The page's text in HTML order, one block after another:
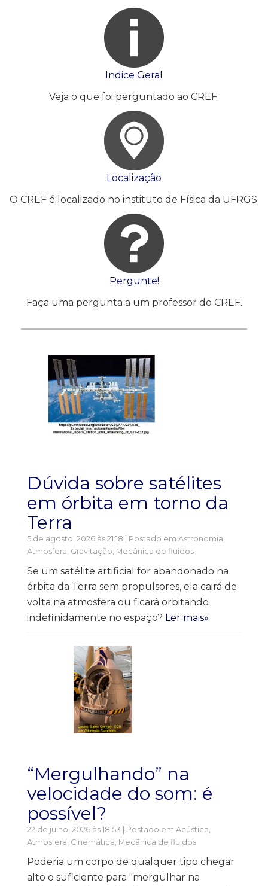
Indice Geral
Veja o que foi perguntado ao CREF.
Localização
O CREF é localizado no instituto de Física da UFRGS.
Pergunte!
Faça uma pergunta a um professor do CREF.
Dúvida sobre satélites
em órbita em torno da
Terra
5 de agosto, 2026 às 21:18 | Postado em Astronomia
Atmosfera Gravitação Mecânica de fluidos
Se um satélite artificial for abandonado na
órbita da Terra sem propulsores, ela cairá de
volta na atmosfera ou ficará orbitando
indefinidamente no espaço? Ler mais»
“Mergulhando” na
velocidade do som: é
possível?
22 de julho, 2026 às 18:53 | Postado em Acústica
Atmosfera Cinemática Mecânica de fluidos
Poderia um corpo de qualquer tipo chegar
alto o suficiente para "mergulhar na